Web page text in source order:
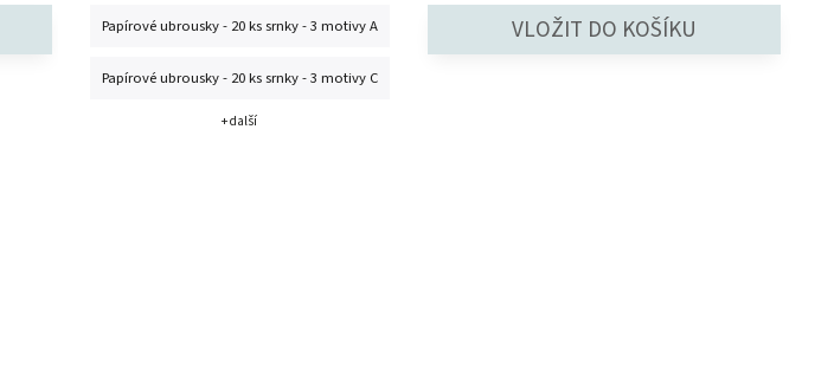
Papírové ubrousky - 20 ks srnky - 3 motivy A
Papírové ubrousky - 20 ks srnky - 3 motivy C
+ další